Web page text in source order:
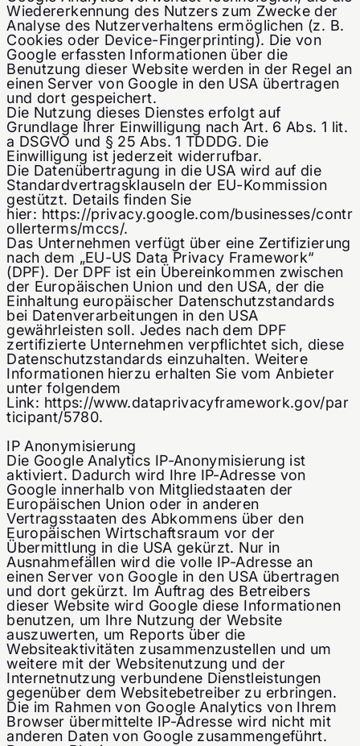
Wiedererkennung des Nutzers zum Zwecke der
Analyse des Nutzerverhaltens ermöglichen (z. B.
Cookies oder Device-Fingerprinting). Die von
Google erfassten Informationen über die
Benutzung dieser Website werden in der Regel an
einen Server von Google in den USA übertragen
und dort gespeichert.
Die Nutzung dieses Dienstes erfolgt auf
Grundlage Ihrer Einwilligung nach Art. 6 Abs. 1 lit.
a DSGVO und § 25 Abs. 1 TDDDG. Die
Einwilligung ist jederzeit widerrufbar.
Die Datenübertragung in die USA wird auf die
Standardvertragsklauseln der EU-Kommission
gestützt. Details finden Sie
hier: https://privacy.google.com/businesses/contr
ollerterms/mccs/.
Das Unternehmen verfügt über eine Zertifizierung
nach dem „EU-US Data Privacy Framework“
(DPF). Der DPF ist ein Übereinkommen zwischen
der Europäischen Union und den USA, der die
Einhaltung europäischer Datenschutzstandards
bei Datenverarbeitungen in den USA
gewährleisten soll. Jedes nach dem DPF
zertifizierte Unternehmen verpflichtet sich, diese
Datenschutzstandards einzuhalten. Weitere
Informationen hierzu erhalten Sie vom Anbieter
unter folgendem
Link: https://www.dataprivacyframework.gov/par
ticipant/5780.
IP Anonymisierung
Die Google Analytics IP-Anonymisierung ist
aktiviert. Dadurch wird Ihre IP-Adresse von
Google innerhalb von Mitgliedstaaten der
Europäischen Union oder in anderen
Vertragsstaaten des Abkommens über den
Europäischen Wirtschaftsraum vor der
Übermittlung in die USA gekürzt. Nur in
Ausnahmefällen wird die volle IP-Adresse an
einen Server von Google in den USA übertragen
und dort gekürzt. Im Auftrag des Betreibers
dieser Website wird Google diese Informationen
benutzen, um Ihre Nutzung der Website
auszuwerten, um Reports über die
Websiteaktivitäten zusammenzustellen und um
weitere mit der Websitenutzung und der
Internetnutzung verbundene Dienstleistungen
gegenüber dem Websitebetreiber zu erbringen.
Die im Rahmen von Google Analytics von Ihrem
Browser übermittelte IP-Adresse wird nicht mit
anderen Daten von Google zusammengeführt.